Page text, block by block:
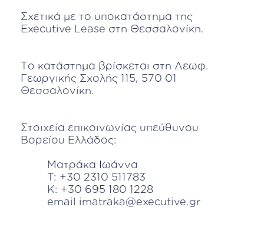
Σχετικά με το υποκατάστημα της
Executive Lease στη Θεσσαλονίκη.
Το κατάστημα βρίσκεται στη Λεωφ.
Γεωργικής Σχολής 115, 570 01
Θεσσαλονίκη.
Στοιχεία επικοινωνίας υπεύθυνου
Βορείου Ελλάδος:
Ματράκα Ιωάννα
T: +30 2310 511783
K: +30 695 180 1228
email imatraka@executive.gr